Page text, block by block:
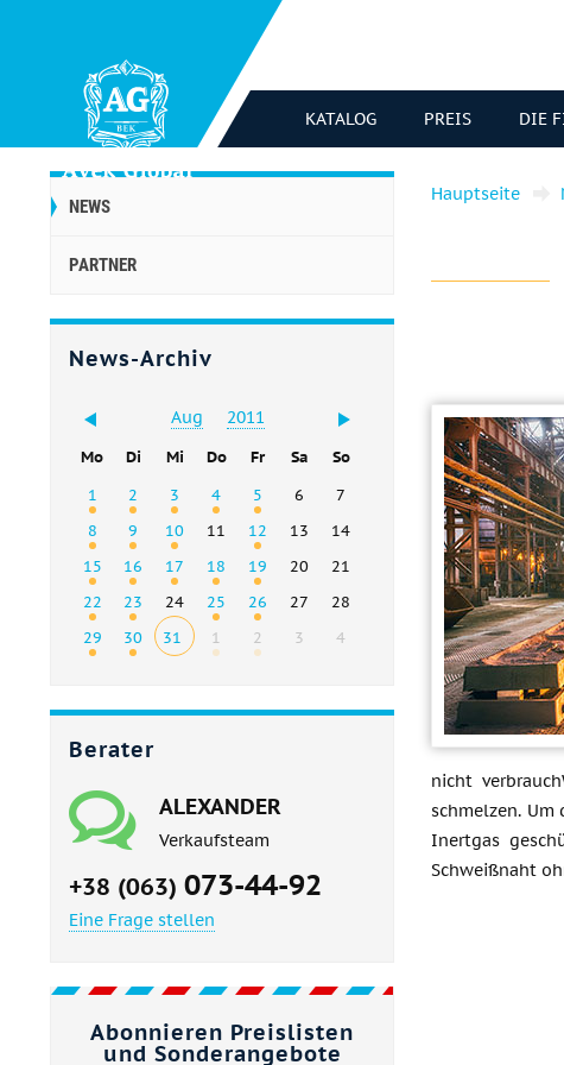
KATALOG PREIS DIE
NEWS
PARTNER
News-Archiv
Aug 2011
Mo Di Mi Do Fr Sa
So
1
2 3 4 5 6
7
8
9 10 11 12 13
14
15
16 17 18 19 20
21
22
23 24 25 26 27
28
29
30 31 1 2 3 4
Berater
ALEXANDER
Verkaufsteam
+38 (063) 073-44-92
Eine Frage stellen
Abonnieren Preislisten
und Sonderangebote
Hauptseite
nicht
schmelzen.
Inertgas
Schweißnaht